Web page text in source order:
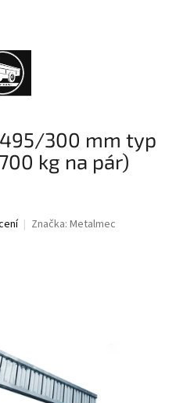
300 mm typ
kg na pár)
Značka: Metalmec